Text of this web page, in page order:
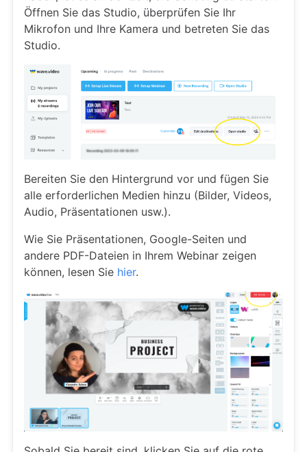
Öffnen Sie das Studio, überprüfen Sie Ihr
Mikrofon und Ihre Kamera und betreten Sie das
Studio.
Bereiten Sie den Hintergrund vor und fügen Sie
alle erforderlichen Medien hinzu (Bilder, Videos,
Audio, Präsentationen usw.).
Wie Sie Präsentationen, Google-Seiten und
andere PDF-Dateien in Ihrem Webinar zeigen
können, lesen Sie hier.